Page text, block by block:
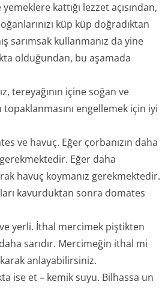
kattığı lezzet açısından,
küp küp doğradıktan
sarımsak kullanmanız da yine
olduğundan, bu aşamada
tereyağının içine soğan ve
engellemek için iyi
ve havuç. Eğer çorbanızın daha
Eğer daha
havuç koymanız gerekmektedir.
kavurduktan sonra domates
yerli. İthal mercimek piştikten
sarıdır. Mercimeğin ithal mi
anlayabilirsiniz.
ise et – kemik suyu. Bilhassa un